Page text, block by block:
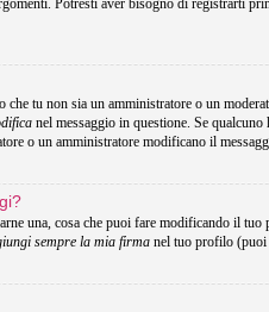
Potresti aver bisogno di registrarti
che tu non sia un amministratore o un
nel messaggio in questione. Se
o un amministratore modificano il
una, cosa che puoi fare modificando il
sempre la mia firma nel tuo profilo (puoi